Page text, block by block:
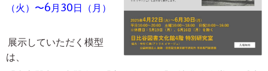
（火）〜6月30日（月）
展示していただく模型
は、